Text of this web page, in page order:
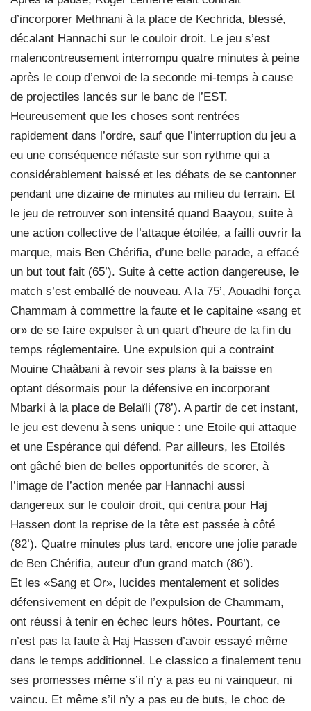
d’incorporer Methnani à la place de Kechrida, blessé,
décalant Hannachi sur le couloir droit. Le jeu s’est
malencontreusement interrompu quatre minutes à peine
après le coup d’envoi de la seconde mi-temps à cause
de projectiles lancés sur le banc de l’EST.
Heureusement que les choses sont rentrées
rapidement dans l’ordre, sauf que l’interruption du jeu a
eu une conséquence néfaste sur son rythme qui a
considérablement baissé et les débats de se cantonner
pendant une dizaine de minutes au milieu du terrain. Et
le jeu de retrouver son intensité quand Baayou, suite à
une action collective de l’attaque étoilée, a failli ouvrir la
marque, mais Ben Chérifia, d’une belle parade, a effacé
un but tout fait (65’). Suite à cette action dangereuse, le
match s’est emballé de nouveau. A la 75’, Aouadhi força
Chammam à commettre la faute et le capitaine «sang et
or» de se faire expulser à un quart d’heure de la fin du
temps réglementaire. Une expulsion qui a contraint
Mouine Chaâbani à revoir ses plans à la baisse en
optant désormais pour la défensive en incorporant
Mbarki à la place de Belaïli (78’). A partir de cet instant,
le jeu est devenu à sens unique : une Etoile qui attaque
et une Espérance qui défend. Par ailleurs, les Etoilés
ont gâché bien de belles opportunités de scorer, à
l’image de l’action menée par Hannachi aussi
dangereux sur le couloir droit, qui centra pour Haj
Hassen dont la reprise de la tête est passée à côté
(82’). Quatre minutes plus tard, encore une jolie parade
de Ben Chérifia, auteur d’un grand match (86’).
Et les «Sang et Or», lucides mentalement et solides
défensivement en dépit de l’expulsion de Chammam,
ont réussi à tenir en échec leurs hôtes. Pourtant, ce
n’est pas la faute à Haj Hassen d’avoir essayé même
dans le temps additionnel. Le classico a finalement tenu
ses promesses même s’il n’y a pas eu ni vainqueur, ni
vaincu. Et même s’il n’y a pas eu de buts, le choc de